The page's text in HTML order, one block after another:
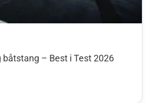
– Best i Test 2026